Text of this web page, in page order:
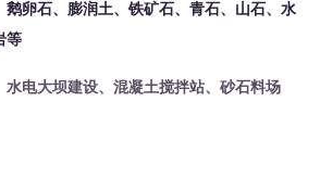
卵石、膨润土、铁矿石、青石、山石、水
等
电大坝建设、混凝土搅拌站、砂石料场